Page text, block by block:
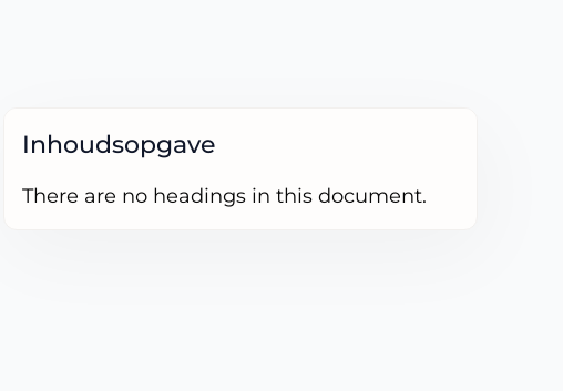
Inhoudsopgave
There are no headings in this document.